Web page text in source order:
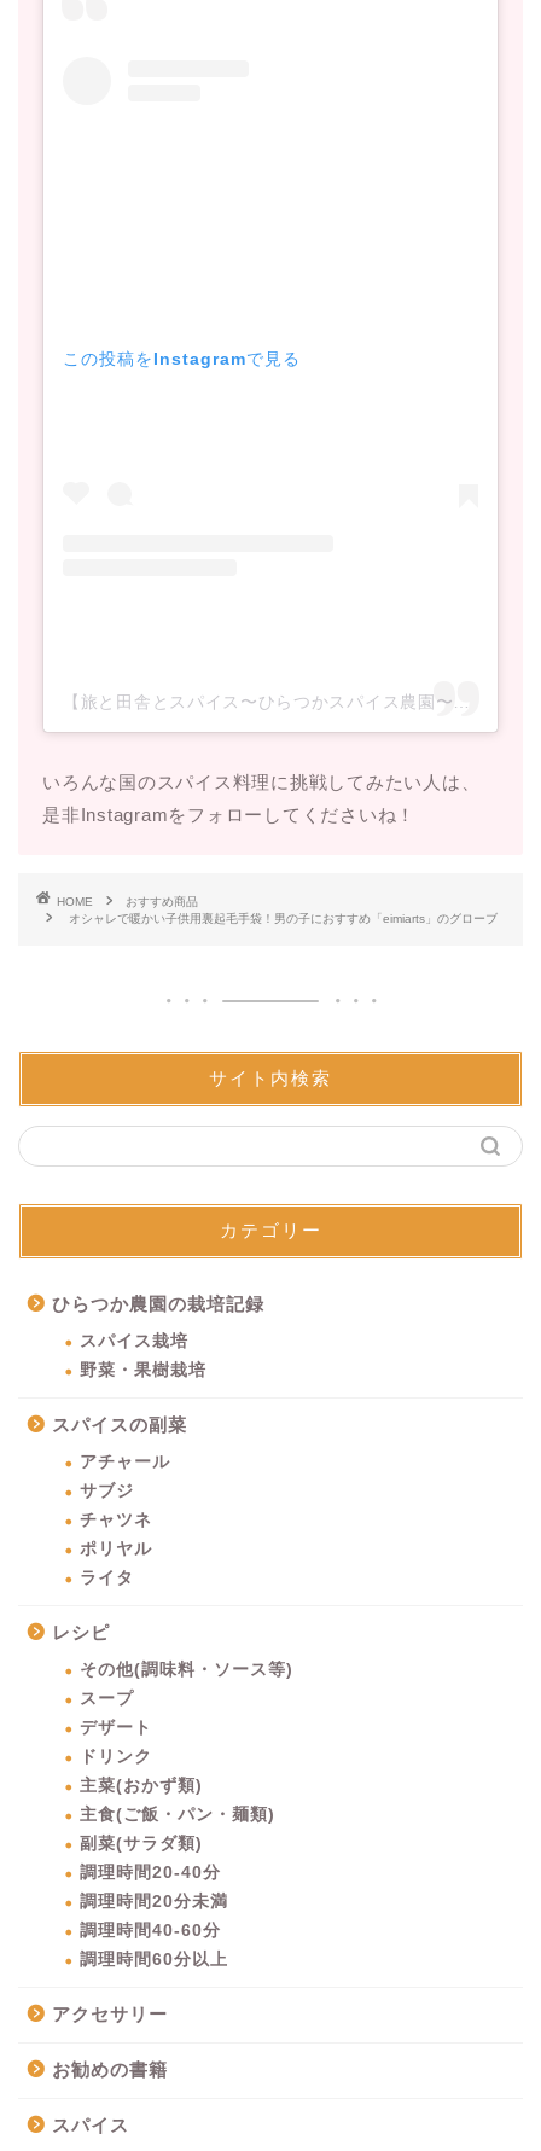
この投稿をInstagramで見る
【旅と田舎とスパイス〜ひらつかスパイス農園〜】ミウラ マリ(@hiratsuka_spice_farm)がシェアした投稿
いろんな国のスパイス料理に挑戦してみたい人は、
是非Instagramをフォローしてくださいね！
HOME
おすすめ商品
オシャレで暖かい子供用裏起毛手袋！男の子におすすめ「eimiarts」のグローブ
サイト内検索
カテゴリー
ひらつか農園の栽培記録
スパイス栽培
野菜・果樹栽培
スパイスの副菜
アチャール
サブジ
チャツネ
ポリヤル
ライタ
レシピ
その他(調味料・ソース等)
スープ
デザート
ドリンク
主菜(おかず類)
主食(ご飯・パン・麺類)
副菜(サラダ類)
調理時間20-40分
調理時間20分未満
調理時間40-60分
調理時間60分以上
アクセサリー
お勧めの書籍
スパイス